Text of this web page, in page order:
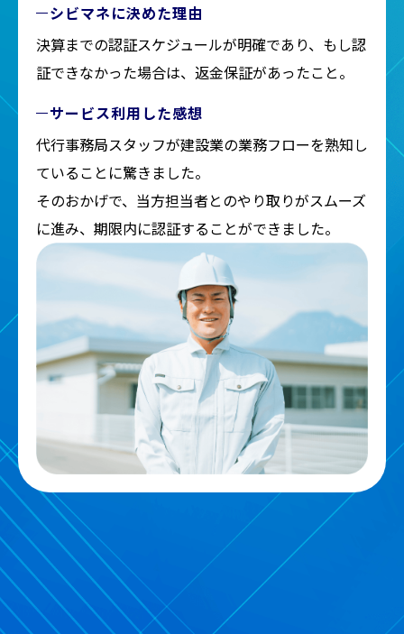
シビマネに決めた理由
決算までの認証スケジュールが明確であり、もし認
証できなかった場合は、返金保証があったこと。
サービス利用した感想
代行事務局スタッフが建設業の業務フローを熟知し
ていることに驚きました。
そのおかげで、当方担当者とのやり取りがスムーズ
に進み、期限内に認証することができました。